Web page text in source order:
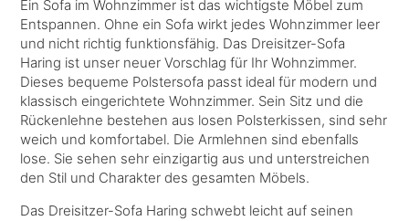
Ein Sofa im Wohnzimmer ist das wichtigste Möbel zum
Entspannen. Ohne ein Sofa wirkt jedes Wohnzimmer leer
und nicht richtig funktionsfähig. Das Dreisitzer-Sofa
Haring ist unser neuer Vorschlag für Ihr Wohnzimmer.
Dieses bequeme Polstersofa passt ideal für modern und
klassisch eingerichtete Wohnzimmer. Sein Sitz und die
Rückenlehne bestehen aus losen Polsterkissen, sind sehr
weich und komfortabel. Die Armlehnen sind ebenfalls
lose. Sie sehen sehr einzigartig aus und unterstreichen
den Stil und Charakter des gesamten Möbels.
Das Dreisitzer-Sofa Haring schwebt leicht auf seinen